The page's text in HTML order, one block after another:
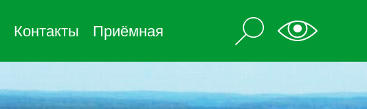
Контакты Приёмная